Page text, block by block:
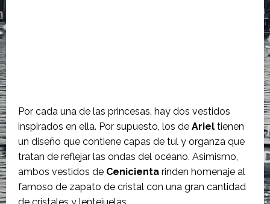
Por cada una de las princesas, hay dos vestidos
inspirados en ella. Por supuesto, los de Ariel tienen
un diseño que contiene capas de tul y organza que
tratan de reflejar las ondas del océano. Asimismo,
ambos vestidos de Cenicienta rinden homenaje al
famoso de zapato de cristal con una gran cantidad